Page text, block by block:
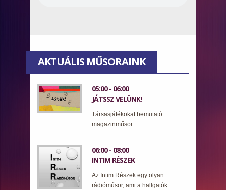
AKTUÁLIS MŰSORAINK
05:00 - 06:00
JÁTSSZ VELÜNK!
Társasjátékokat bemutató
magazinműsor
06:00 - 08:00
INTIM RÉSZEK
Az Intim Részek egy olyan
rádióműsor, ami a hallgatók